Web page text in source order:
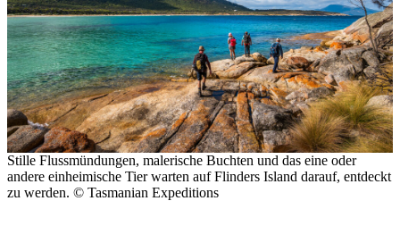
Stille Flussmündungen, malerische Buchten und das eine oder
andere einheimische Tier warten auf Flinders Island darauf, entdeckt
zu werden. © Tasmanian Expeditions